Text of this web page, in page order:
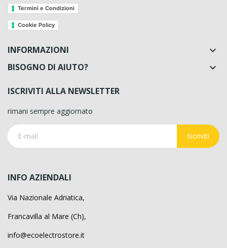
Termini e Condizioni
Cookie Policy
INFORMAZIONI 
BISOGNO DI AIUTO? 
ISCRIVITI ALLA NEWSLETTER
rimani sempre aggiornato
Iscriviti
INFO AZIENDALI
Via Nazionale Adriatica,
Francavilla al Mare (Ch),
info@ecoelectrostore.it